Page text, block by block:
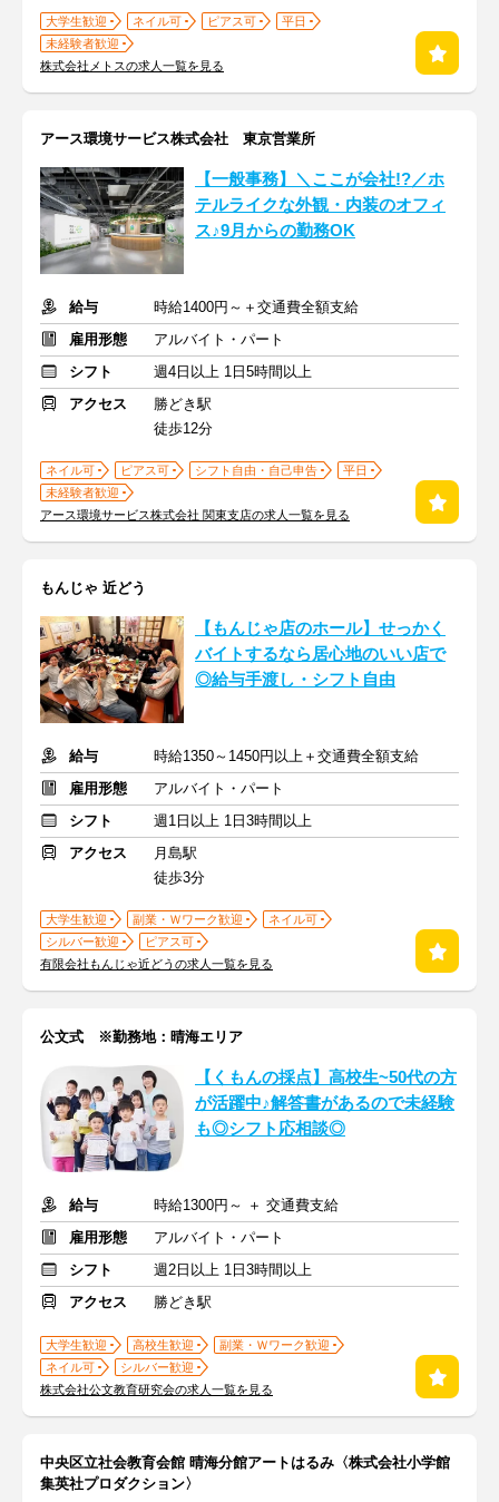
大学生歓迎 ネイル可 ピアス可
平日
未経験者歓迎
株式会社メトスの求人一覧を見る
アース環境サービス株式会社 東京営業所
【一般事務】＼ここが会社!?／ホ
テルライクな外観・内装のオフィ
ス♪9月からの勤務OK
給与
時給1400円～＋交通費全額支給
雇用形態
アルバイト・パート
シフト
週4日以上 1日5時間以上
アクセス
勝どき駅
徒歩12分
ネイル可 ピアス可 シフト自由・自己申告
平日
未経験者歓迎
アース環境サービス株式会社 関東支店の求人一覧を見る
もんじゃ 近どう
【もんじゃ店のホール】せっかく
バイトするなら居心地のいい店で
◎給与手渡し・シフト自由
給与
時給1350～1450円以上＋交通費全額支給
雇用形態
アルバイト・パート
シフト
週1日以上 1日3時間以上
アクセス
月島駅
徒歩3分
大学生歓迎 副業・Ｗワーク歓迎
ネイル可
シルバー歓迎
ピアス可
有限会社もんじゃ近どうの求人一覧を見る
公文式 ※勤務地：晴海エリア
【くもんの採点】高校生~50代の方
が活躍中♪解答書があるので未経験
も◎シフト応相談◎
給与
時給1300円～ ＋ 交通費支給
雇用形態
アルバイト・パート
シフト
週2日以上 1日3時間以上
アクセス
勝どき駅
大学生歓迎 高校生歓迎
副業・Ｗワーク歓迎
ネイル可
シルバー歓迎
株式会社公文教育研究会の求人一覧を見る
中央区立社会教育会館 晴海分館アートはるみ〈株式会社小学館
集英社プロダクション〉